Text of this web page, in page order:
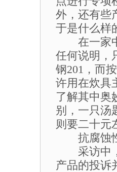
外，还有些
于是什么样
在一家中
任何说明，
钢201，而
许用在炊具
了解其中奥
别，一只汤
则要二十元
抗腐蚀性
采访中，
产品的投诉